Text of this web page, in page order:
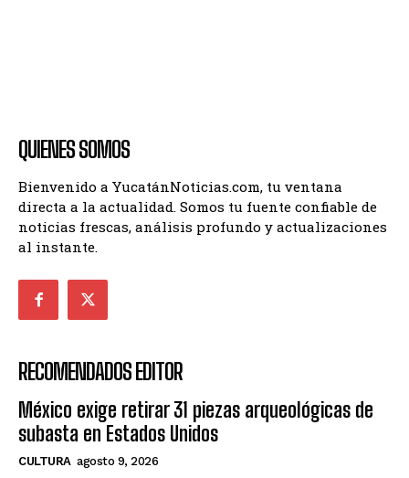
QUIENES SOMOS
Bienvenido a YucatánNoticias.com, tu ventana
directa a la actualidad. Somos tu fuente confiable de
noticias frescas, análisis profundo y actualizaciones
al instante.
RECOMENDADOS EDITOR
México exige retirar 31 piezas arqueológicas de
subasta en Estados Unidos
CULTURA agosto 9, 2026